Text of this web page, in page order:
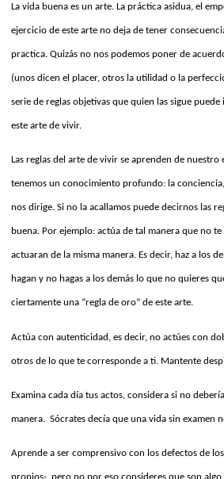
La vida buena es un arte. La práctica asidua, el
ejercicio de este arte no deja de tener
practica. Quizás no nos podemos poner de
(unos dicen el placer, otros la utilidad o la
serie de reglas objetivas que quien las sigue
este arte de vivir.
Las reglas del arte de vivir se aprenden de
tenemos un conocimiento profundo: la
nos dirige. Si no la acallamos puede decirnos las
buena. Por ejemplo: actúa de tal manera que no
actuaran de la misma manera. Es decir, haz a los
hagan y no hagas a los demás lo que no quieres
ciertamente una “regla de oro” de este arte.
Actúa con autenticidad, es decir, no actúes con
otros de lo que te corresponde a ti. Mantente
Examina cada día tus actos, considera si no
manera. Sócrates decía que una vida sin examen
Aprende a ser comprensivo con los defectos de